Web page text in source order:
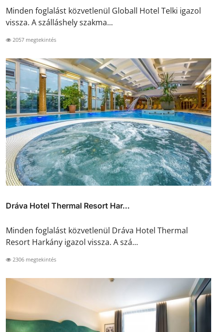
Minden foglalást közvetlenül Globall Hotel Telki igazol
vissza. A szálláshely szakma...
2057 megtekintés
Dráva Hotel Thermal Resort Har...
Minden foglalást közvetlenül Dráva Hotel Thermal
Resort Harkány igazol vissza. A szá...
2306 megtekintés